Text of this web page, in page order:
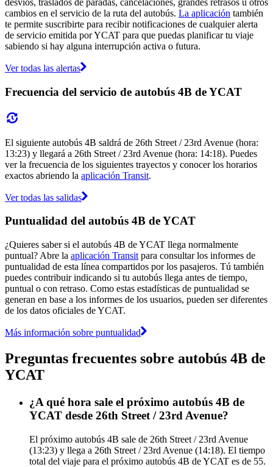
desvíos, traslados de paradas, cancelaciones, grandes retrasos u otros
cambios en el servicio de la ruta del autobús. La aplicación también
te permite suscribirte para recibir notificaciones de cualquier alerta
de servicio emitida por YCAT para que puedas planificar tu viaje
sabiendo si hay alguna interrupción activa o futura.
Ver todas las alertas
Frecuencia del servicio de autobús 4B de YCAT
El siguiente autobús 4B saldrá de 26th Street / 23rd Avenue (hora:
13:23) y llegará a 26th Street / 23rd Avenue (hora: 14:18). Puedes
ver la frecuencia de los siguientes trayectos y conocer los horarios
exactos abriendo la aplicación Transit.
Ver todas las salidas
Puntualidad del autobús 4B de YCAT
¿Quieres saber si el autobús 4B de YCAT llega normalmente
puntual? Abre la aplicación Transit para consultar los informes de
puntualidad de esta línea compartidos por los pasajeros. Tú también
puedes contribuir indicando si tu autobús llega antes de tiempo,
puntual o con retraso. Como estas estadísticas de puntualidad se
generan en base a los informes de los usuarios, pueden ser diferentes
de los datos oficiales de YCAT.
Más información sobre puntualidad
Preguntas frecuentes sobre autobús 4B de
YCAT
¿A qué hora sale el próximo autobús 4B de
YCAT desde 26th Street / 23rd Avenue?
El próximo autobús 4B sale de 26th Street / 23rd Avenue
(13:23) y llega a 26th Street / 23rd Avenue (14:18). El tiempo
total del viaje para el próximo autobús 4B de YCAT es de 55.